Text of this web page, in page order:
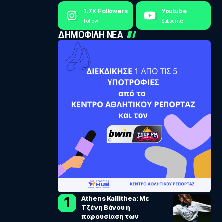
1.7K Followers
Follow
Youtube
Subscribe
ΔΗΜΟΦΙΛΗ ΝΕΑ
Athens Kallithea: Με
Τζένη Βάνου η
παρουσίαση των